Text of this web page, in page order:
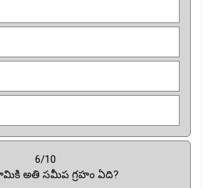
6/10
అతి సమీప గ్రహం ఏది?